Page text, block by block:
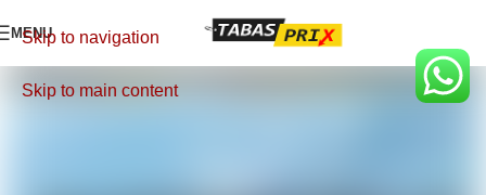
Skip to navigation
Skip to main content
MENU